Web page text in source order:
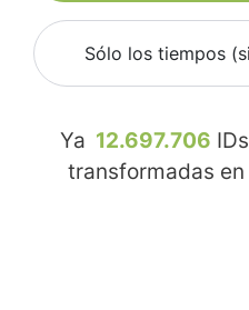
Sólo los tiempos
Ya 12.697.706
transformadas en